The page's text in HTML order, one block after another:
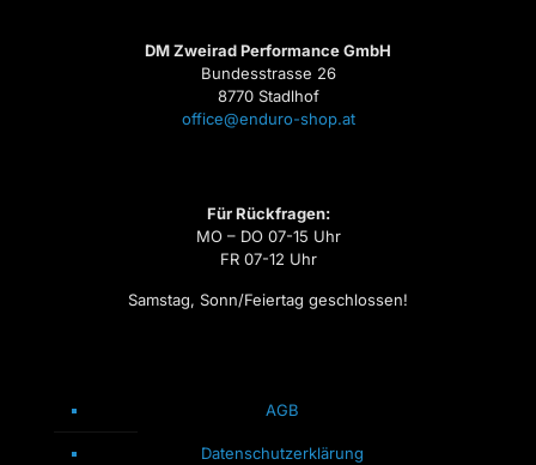
DM Zweirad Performance GmbH
Bundesstrasse 26
8770 Stadlhof
office@enduro-shop.at
Für Rückfragen:
MO – DO 07-15 Uhr
FR 07-12 Uhr
Samstag, Sonn/Feiertag geschlossen!
AGB
Datenschutzerklärung